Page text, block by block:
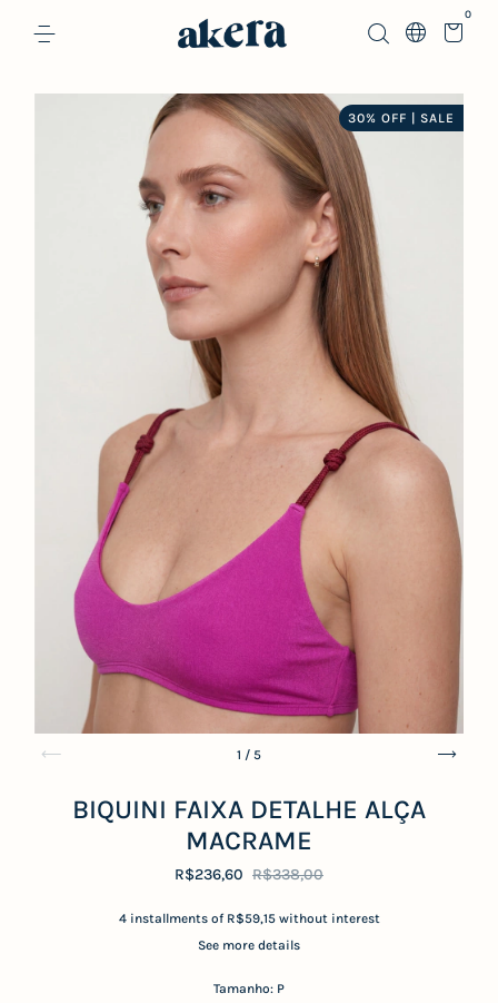
0
30% OFF | SALE
1 / 5
BIQUINI FAIXA DETALHE ALÇA
MACRAME
R$236,60 R$338,00
4 installments of R$59,15 without interest
See more details
Tamanho: P